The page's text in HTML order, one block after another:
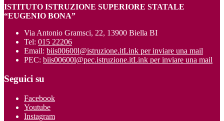
ISTITUTO ISTRUZIONE SUPERIORE STATALE
“EUGENIO BONA”
Via Antonio Gramsci, 22, 13900 Biella BI
Tel: 015 22206
Email: biis00600l@istruzione.itLink per inviare una mail
PEC: biis00600l@pec.istruzione.itLink per inviare una mail
Seguici su
Facebook
Youtube
Instagram